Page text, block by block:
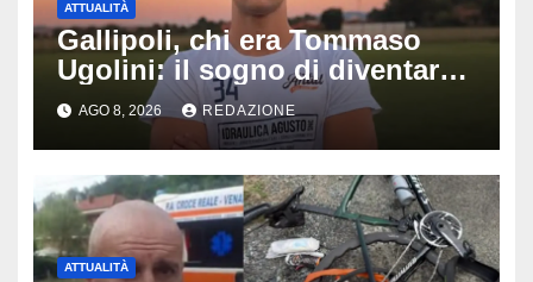
ATTUALITÀ
Gallipoli, chi era Tommaso
Ugolini: il sogno di diventare
medico e la fascia da
capitano, il dolore di Bologna
per il 19enne morto in mare
AGO 8, 2026 REDAZIONE
ATTUALITÀ